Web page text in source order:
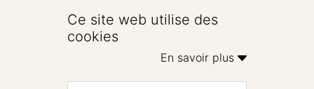
Ce site web utilise des
cookies
En savoir plus